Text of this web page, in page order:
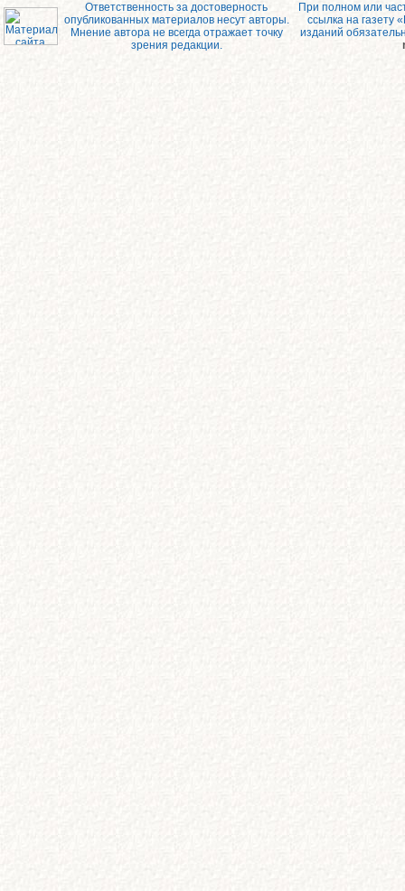
Ответственность за достоверность
опубликованных материалов несут авторы.
Мнение автора не всегда отражает точку
зрения редакции.
При полном или
ссылка на газету
изданий